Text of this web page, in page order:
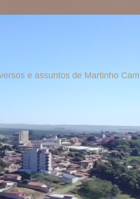
e assuntos de Martinho